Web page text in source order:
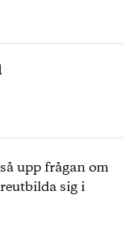
upp frågan om
sig i